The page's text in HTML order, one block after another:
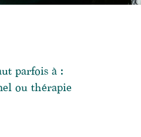
parfois à :
ou thérapie